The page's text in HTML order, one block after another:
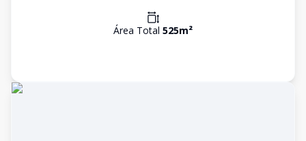
Área Total 525m²